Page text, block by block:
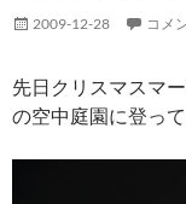
2009-12-28 コメ
先日クリスマスマ
の空中庭園に登って